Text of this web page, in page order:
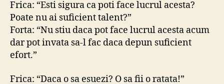
Frica: “Esti sigura ca poti face lucrul acesta?
Poate nu ai suficient talent?”
Forta: “Nu stiu daca pot face lucrul acesta acum
dar pot invata sa-l fac daca depun suficient
efort.”
Frica: “Daca o sa esuezi? O sa fii o ratata!”